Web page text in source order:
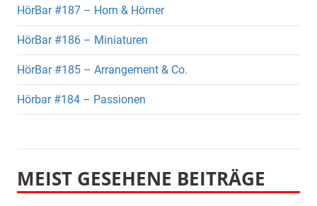
HörBar #187 – Horn & Hörner
HörBar #186 – Miniaturen
HörBar #185 – Arrangement & Co.
Hörbar #184 – Passionen
MEIST GESEHENE BEITRÄGE